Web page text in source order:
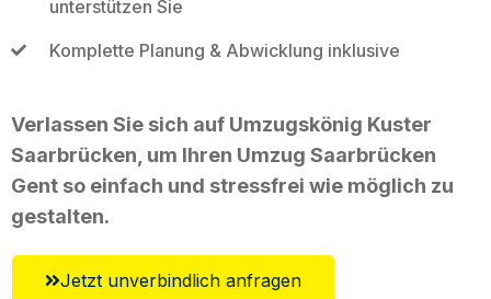
unterstützen Sie
Komplette Planung & Abwicklung inklusive
Verlassen Sie sich auf Umzugskönig Kuster
Saarbrücken, um Ihren Umzug Saarbrücken
Gent so einfach und stressfrei wie möglich zu
gestalten.
Jetzt unverbindlich anfragen